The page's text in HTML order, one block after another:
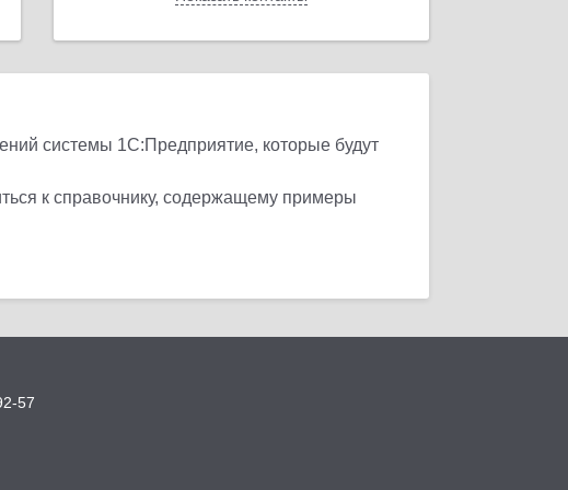
системы 1С:Предприятие, которые будут
к справочнику, содержащему примеры
57